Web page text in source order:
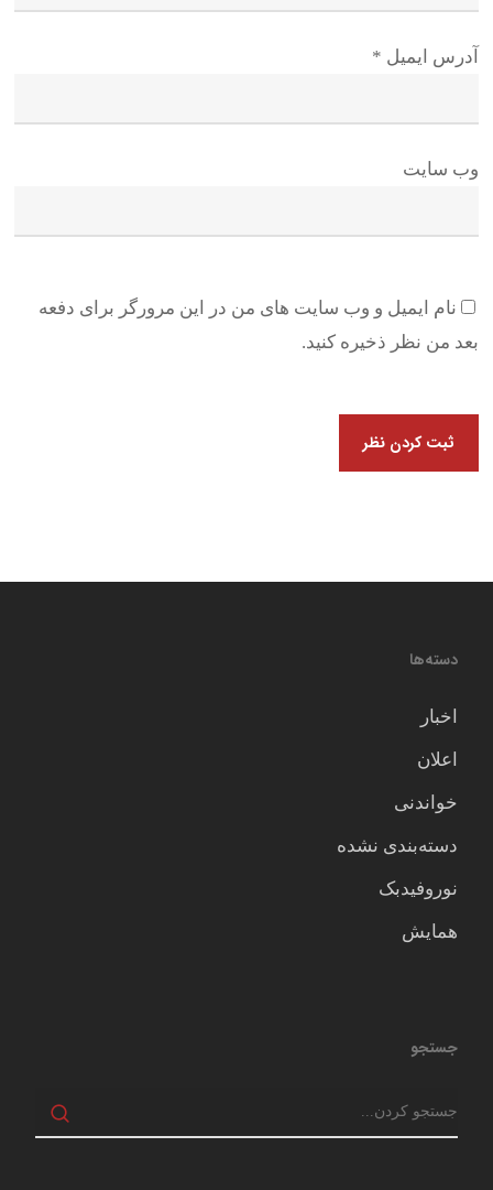
آدرس ایمیل *
وب سایت
نام ایمیل و وب سایت های من در این مرورگر برای دفعه
بعد من نظر ذخیره کنید.
دسته‌ها
اخبار
اعلان
خواندنی
دسته‌بندی نشده
نوروفیدبک
همایش
جستجو